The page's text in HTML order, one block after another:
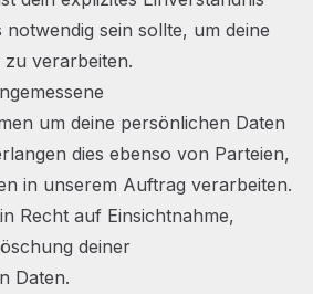
sein sollte, um deine
verarbeiten.
um deine persönlichen Daten
dies ebenso von Parteien,
in unserem Auftrag verarbeiten.
Recht auf Einsichtnahme,
deiner
Daten.